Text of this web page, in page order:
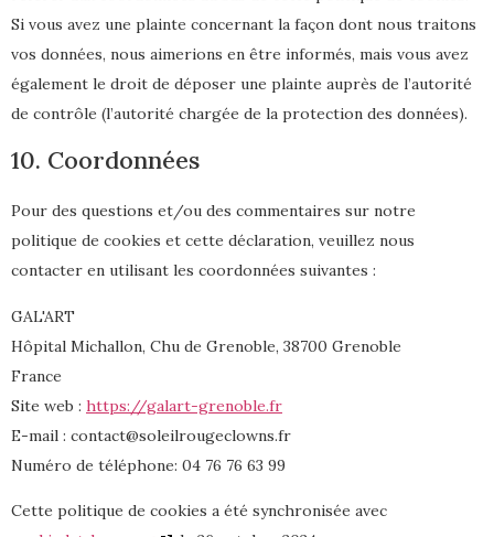
Si vous avez une plainte concernant la façon dont nous traitons
vos données, nous aimerions en être informés, mais vous avez
également le droit de déposer une plainte auprès de l’autorité
de contrôle (l’autorité chargée de la protection des données).
10. Coordonnées
Pour des questions et/ou des commentaires sur notre
politique de cookies et cette déclaration, veuillez nous
contacter en utilisant les coordonnées suivantes :
GAL'ART
Hôpital Michallon, Chu de Grenoble, 38700 Grenoble
France
Site web : https://galart-grenoble.fr
E-mail : contact@soleilrougeclowns.fr
Numéro de téléphone: 04 76 76 63 99
Cette politique de cookies a été synchronisée avec